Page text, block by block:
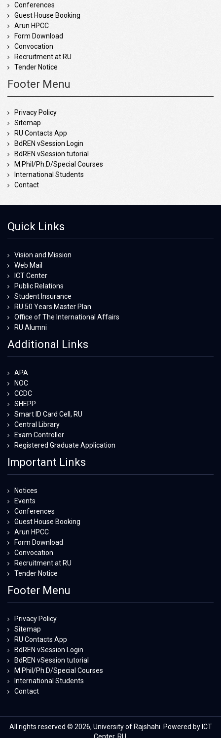
Conferences
Guest House Booking
Arun HPCC
Form Download
Convocation
Recruitment at RU
Tender Notice
Footer Menu
Privacy Policy
Sitemap
RU Contacts App
BdREN vSession Login
BdREN vSession tutorial
M.Phil/Ph.D/Special Courses
International Students
Contact
Quick Links
Vision and Mission
Web Mail
ICT Center
Public Relations
Student Insurance
RU 50 Years Master Plan
Office of The International Affairs
RU Alumni
Additional Links
APA
NOC
CCDC
SHEPP
Smart ID Card Cell, RU
Central Library
Exam Controller
Registered Graduate Application
Important Links
Notices
Events
Conferences
Guest House Booking
Arun HPCC
Form Download
Convocation
Recruitment at RU
Tender Notice
Footer Menu
Privacy Policy
Sitemap
RU Contacts App
BdREN vSession Login
BdREN vSession tutorial
M.Phil/Ph.D/Special Courses
International Students
Contact
All rights reserved © 2026, University of Rajshahi. Powered by ICT